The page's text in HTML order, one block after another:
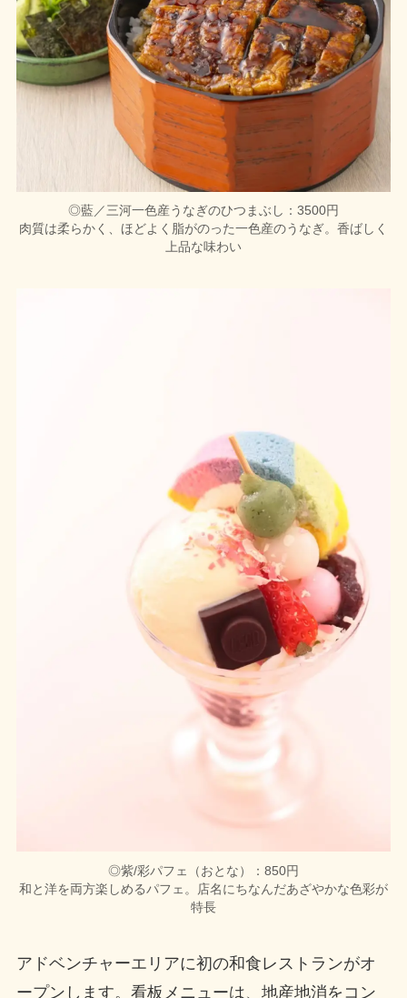
◎藍／三河一色産うなぎのひつまぶし：3500円
肉質は柔らかく、ほどよく脂がのった一色産のうなぎ。香ばしく
上品な味わい
◎紫/彩パフェ（おとな）：850円
和と洋を両方楽しめるパフェ。店名にちなんだあざやかな色彩が
特長
アドベンチャーエリアに初の和食レストランがオ
ープンします。看板メニューは、地産地消をコン